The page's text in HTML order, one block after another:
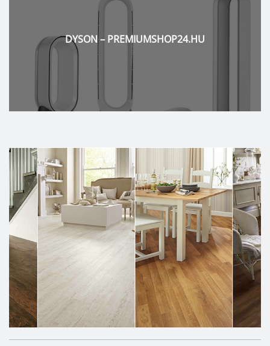
DYSON – PREMIUMSHOP24.HU